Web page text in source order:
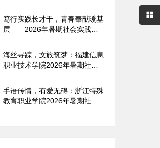
笃行实践长才干，青春奉献暖基
层——2026年暑期社会实践报
海丝寻踪，文旅筑梦：福建信息
职业技术学院2026年暑期社会
手语传情，有爱无碍：浙江特殊
教育职业学院2026年暑期社会